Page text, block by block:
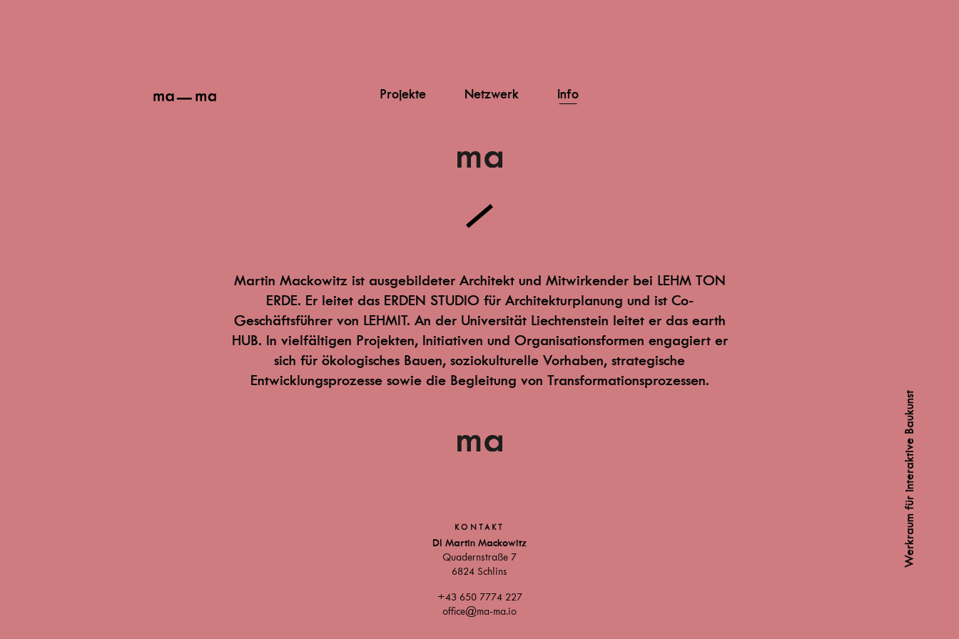
Projekte Netzwerk Info
Werkraum für interaktive Baukunst
Martin Mackowitz ist ausgebildeter Architekt und Mitwirkender bei LEHM TON
ERDE. Er leitet das ERDEN STUDIO für Architekturplanung und ist Co-
Geschäftsführer von LEHMIT. An der Universität Liechtenstein leitet er das earth
HUB. In vielfältigen Projekten, Initiativen und Organisationsformen engagiert er
sich für ökologisches Bauen, soziokulturelle Vorhaben, strategische
Entwicklungsprozesse sowie die Begleitung von Transformationsprozessen.
KONTAKT
DI Martin Mackowitz
Quadernstraße 7
6824 Schlins
+43 650 7774 227
office@ma-ma.io